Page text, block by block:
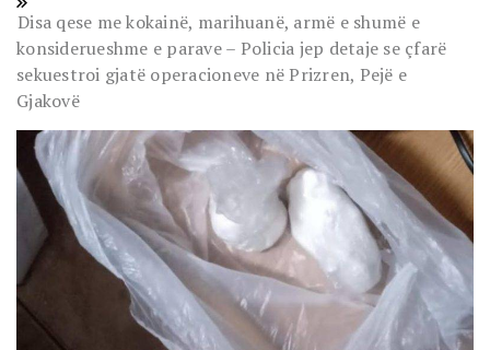
Disa qese me kokainë, marihuanë, armë e shumë e
konsiderueshme e parave – Policia jep detaje se çfarë
sekuestroi gjatë operacioneve në Prizren, Pejë e
Gjakovë